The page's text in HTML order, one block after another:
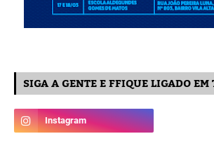
SIGA A GENTE E FFIQUE LIGADO EM